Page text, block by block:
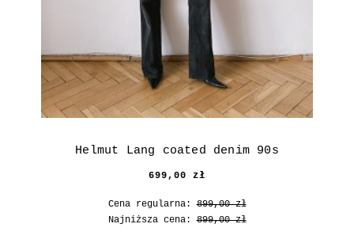
Helmut Lang coated denim 90s
699,00 zł
Cena regularna:899,00 zł
Najniższa cena:899,00 zł